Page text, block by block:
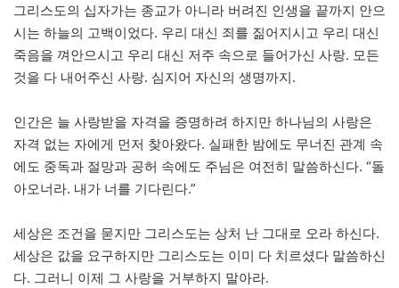
그리스도의 십자가는 종교가 아니라 버려진 인생을 끝까지 안으
시는 하늘의 고백이었다. 우리 대신 죄를 짊어지시고 우리 대신
죽음을 껴안으시고 우리 대신 저주 속으로 들어가신 사랑. 모든
것을 다 내어주신 사랑. 심지어 자신의 생명까지.
인간은 늘 사랑받을 자격을 증명하려 하지만 하나님의 사랑은
자격 없는 자에게 먼저 찾아왔다. 실패한 밤에도 무너진 관계 속
에도 중독과 절망과 공허 속에도 주님은 여전히 말씀하신다. “돌
아오너라. 내가 너를 기다린다.”
세상은 조건을 묻지만 그리스도는 상처 난 그대로 오라 하신다.
세상은 값을 요구하지만 그리스도는 이미 다 치르셨다 말씀하신
다. 그러니 이제 그 사랑을 거부하지 말아라.